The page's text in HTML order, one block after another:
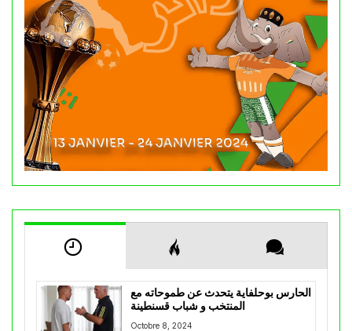
الحارس بوحلفاية يتحدث عن طموحاته مع
المنتخب و شباب قسنطينة
Octobre 8, 2024